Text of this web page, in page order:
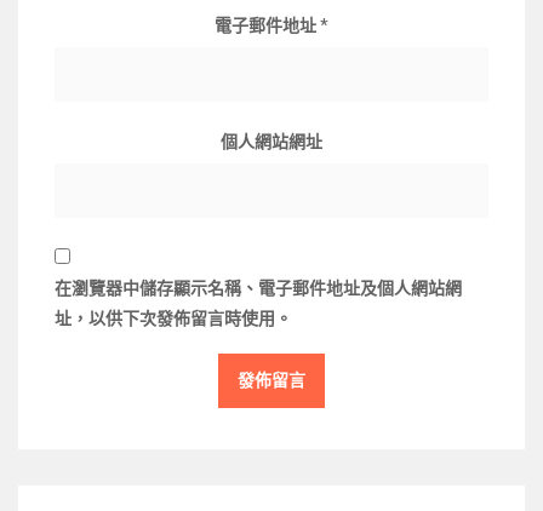
電子郵件地址*
個人網站網址
在瀏覽器中儲存顯示名稱、電子郵件地址及個人網站網
址，以供下次發佈留言時使用。